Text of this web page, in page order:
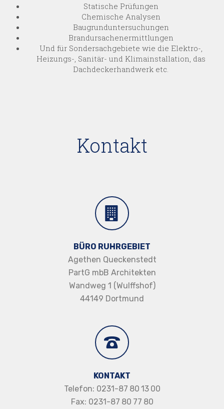
Statische Prüfungen
Chemische Analysen
Baugrund­unter­suchungen
Brand­ursachen­ermittlungen
Und für Sonder­sachgebiete wie die Elektro-,
Heizungs-, Sanitär- und Klima­installation, das
Dach­decker­handwerk etc.
Kontakt
BÜRO RUHRGEBIET
Agethen Queckenstedt
PartG mbB Architekten
Wandweg 1 (Wulffshof)
44149 Dortmund
KONTAKT
Telefon: 0231-87 80 13 00
Fax: 0231-87 80 77 80